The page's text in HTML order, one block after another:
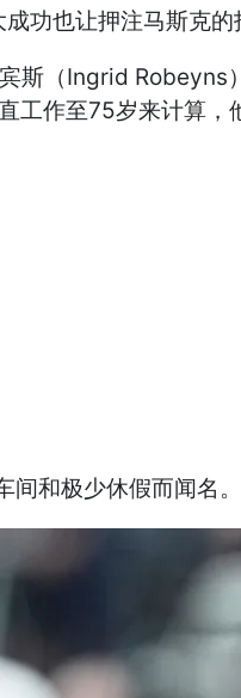
功也让押注马斯克
斯（Ingrid
工作至75岁来计算
间和极少休假而闻名